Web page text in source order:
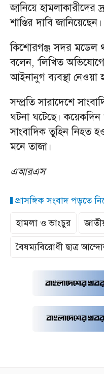
জানিয়ে হামলাকারীদের
শাস্তির দাবি জানিয়েছেন।
কিশোরগঞ্জ সদর মডেল
বলেন, ‘লিখিত
আইনানুগ ব্যবস্থা নেওয়া
সম্প্রতি সারাদেশে
ঘটনা ঘটেছে।
সাংবাদিক তুহিন নিহত
মনে তাজা।
এআরএস
প্রাসঙ্গিক সংবাদ পড়তে
হামলা ও ভাংচুর
বৈষম্যবিরোধী ছাত্র